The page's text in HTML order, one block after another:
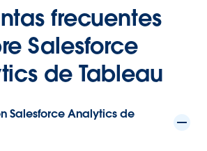
frecuentes
Salesforce
de Tableau
Salesforce Analytics de